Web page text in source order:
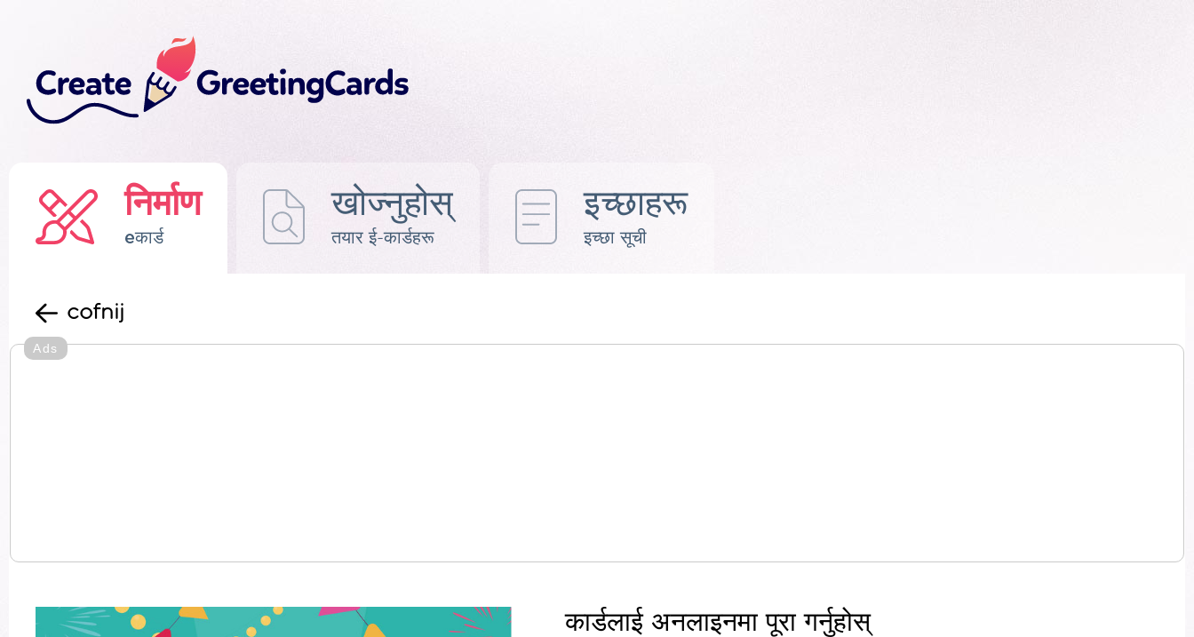
निर्माण
eकार्ड
खोज्नुहोस्
तयार ई-कार्डहरू
इच्छाहरू
इच्छा सूची
cofnij
Ads
कार्डलाई अनलाइनमा पूरा गर्नुहोस्